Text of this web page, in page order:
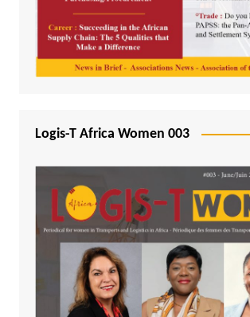
Logis-T Africa Women 003